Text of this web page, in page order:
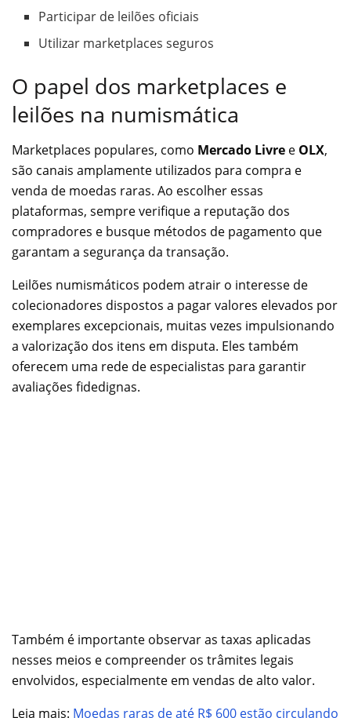
Participar de leilões oficiais
Utilizar marketplaces seguros
O papel dos marketplaces e
leilões na numismática
Marketplaces populares, como Mercado Livre e OLX,
são canais amplamente utilizados para compra e
venda de moedas raras. Ao escolher essas
plataformas, sempre verifique a reputação dos
compradores e busque métodos de pagamento que
garantam a segurança da transação.
Leilões numismáticos podem atrair o interesse de
colecionadores dispostos a pagar valores elevados por
exemplares excepcionais, muitas vezes impulsionando
a valorização dos itens em disputa. Eles também
oferecem uma rede de especialistas para garantir
avaliações fidedignas.
Também é importante observar as taxas aplicadas
nesses meios e compreender os trâmites legais
envolvidos, especialmente em vendas de alto valor.
Leia mais: Moedas raras de até R$ 600 estão circulando